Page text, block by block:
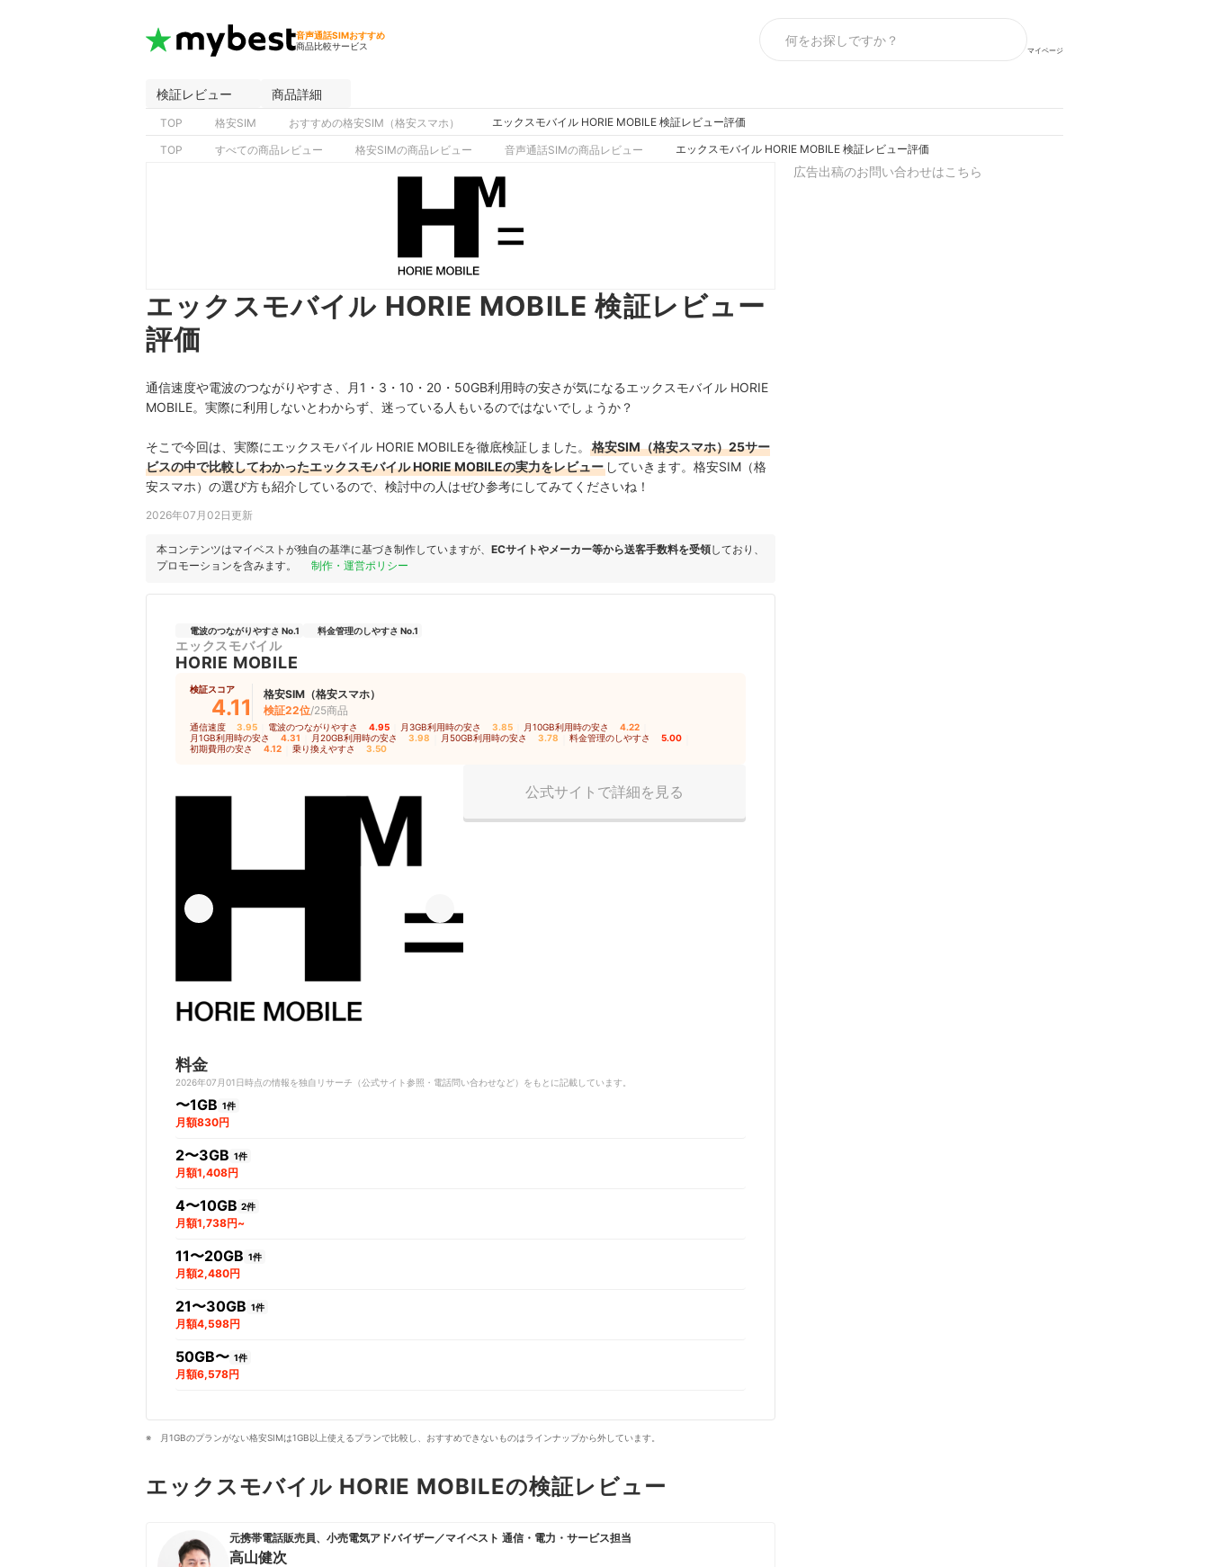
音声通話SIMおすすめ
商品比較サービス
マイページ
検証レビュー 商品詳細
TOP 格安SIM おすすめの格安SIM（格安スマホ） エックスモバイル HORIE MOBILE 検証レビュー評価
TOP すべての商品レビュー 格安SIMの商品レビュー 音声通話SIMの商品レビュー エックスモバイル HORIE MOBILE 検証レビュー評価
エックスモバイル HORIE MOBILE 検証レビュー
評価
通信速度や電波のつながりやすさ、月1・3・10・20・50GB利用時の安さが気になるエックスモバイル HORIE
MOBILE。実際に利用しないとわからず、迷っている人もいるのではないでしょうか？
そこで今回は、実際にエックスモバイル HORIE MOBILEを徹底検証しました。
格安SIM（格安スマホ）25サー
ビスの中で比較してわかったエックスモバイル HORIE MOBILEの実力をレビュー していきます。格安SIM（格
安スマホ）の選び方も紹介しているので、検討中の人はぜひ参考にしてみてくださいね！
2026年07月02日更新
本コンテンツはマイベストが独自の基準に基づき制作していますが、 ECサイトやメーカー等から送客手数料を受領しており、
プロモーションを含みます。
制作・運営ポリシー
電波のつながりやすさ No.1 料金管理のしやすさ No.1
エックスモバイル
HORIE MOBILE
検証スコア
4.11
格安SIM（格安スマホ）
検証22位/25商品
通信速度 3.95 電波のつながりやすさ 4.95 月3GB利用時の安さ 3.85 月10GB利用時の安さ 4.22
月1GB利用時の安さ 4.31 月20GB利用時の安さ 3.98 月50GB利用時の安さ 3.78 料金管理のしやすさ 5.00
初期費用の安さ 4.12 乗り換えやすさ 3.50
公式サイトで詳細を見る
料金
2026年07月01日時点の情報を独自リサーチ（公式サイト参照・電話問い合わせなど）をもとに記載しています。
〜1GB 1件
月額830円
2〜3GB 1件
月額1,408円
4〜10GB 2件
月額1,738円~
11〜20GB 1件
月額2,480円
21〜30GB 1件
月額4,598円
50GB〜 1件
月額6,578円
月1GBのプランがない格安SIMは1GB以上使えるプランで比較し、おすすめできないものはラインナップから外しています。
エックスモバイル HORIE MOBILEの検証レビュー
元携帯電話販売員、小売電気アドバイザー／マイベスト 通信・電力・サービス担当
高山健次
広告出稿のお問い合わせはこちら